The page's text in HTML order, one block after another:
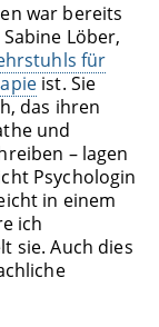
war bereits
Löber,
für
ist. Sie
das ihren
und
– lagen
Psychologin
in einem
ich
sie. Auch dies